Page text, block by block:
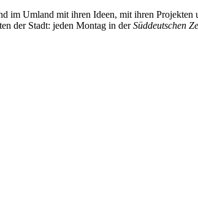
im Umland mit ihren Ideen, mit ihren
der Stadt: jeden Montag in derSüddeutschen